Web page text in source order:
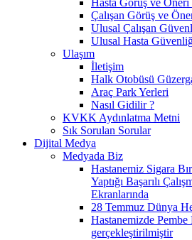
Çalışan Görüş ve
Ulusal Çalışan
Ulusal Hasta
Ulaşım
İletişim
Halk Otobüsü
Araç Park Yerleri
Nasıl Gidilir ?
KVKK Aydınlatma Metni
Sık Sorulan Sorular
Dijital Medya
Medyada Biz
Hastanemiz Sigara
Yaptığı Başarılı
Ekranlarında
28 Temmuz Dünya
Hastanemizde Pembe
gerçekleştirilmiştir